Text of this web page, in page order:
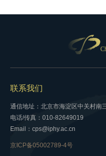
联系我们
通信地址：北京市海淀区中关村南
电话/传真：010-82649019
Email：cps@iphy.ac.cn
京ICP备05002789-4号